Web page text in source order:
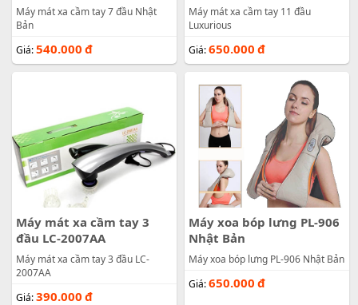
Máy mát xa cầm tay 7 đầu Nhật
Bản
Giá:540.000 đ
Máy mát xa cầm tay 11 đầu
Luxurious
Giá:650.000 đ
Máy mát xa cầm tay 3
đầu LC-2007AA
Máy mát xa cầm tay 3 đầu LC-
2007AA
Giá:390.000 đ
Máy xoa bóp lưng PL-906
Nhật Bản
Máy xoa bóp lưng PL-906 Nhật Bản
Giá:650.000 đ